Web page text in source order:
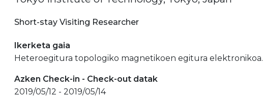
Short-stay Visiting Researcher
Ikerketa gaia
Heteroegitura topologiko magnetikoen egitura elektronikoa.
Azken Check-in - Check-out datak
2019/05/12 - 2019/05/14